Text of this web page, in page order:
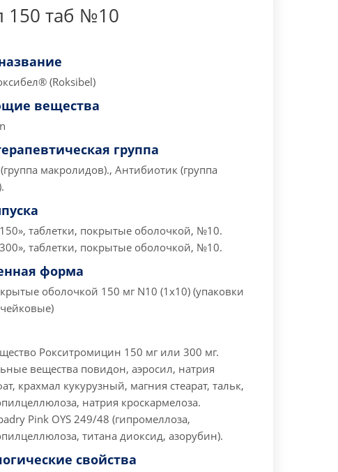
150 таб №10
(Roksibel)
вещества
группа
макролидов)., Антибиотик (группа
таблетки, покрытые оболочкой, №10.
таблетки, покрытые оболочкой, №10.
форма
оболочкой 150 мг N10 (1х10) (упаковки
Рокситромицин 150 мг или 300 мг.
вещества повидон, аэросил, натрия
крахмал кукурузный, магния стеарат, тальк,
натрия кроскармелоза.
Pink OYS 249/48 (гипромеллоза,
титана диоксид, азорубин).
свойства